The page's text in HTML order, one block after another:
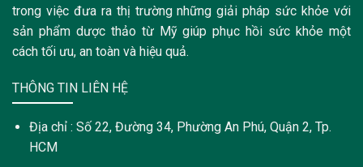
trong việc đưa ra thị trường những giải pháp sức khỏe với
sản phẩm dược thảo từ Mỹ giúp phục hồi sức khỏe một
cách tối ưu, an toàn và hiệu quả.
THÔNG TIN LIÊN HỆ
Địa chỉ : Số 22, Đường 34, Phường An Phú, Quận 2, Tp.
HCM